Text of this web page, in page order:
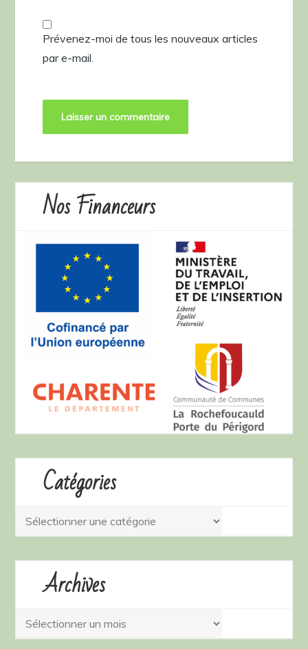
Prévenez-moi de tous les nouveaux articles
par e-mail.
Nos Financeurs
Catégories
Catégories
Archives
Archives